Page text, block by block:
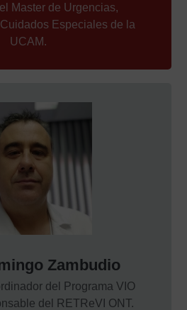
Master de Urgencias,
Especiales de la
UCAM.
Zambudio
del Programa VIO
del RETReVI ONT.